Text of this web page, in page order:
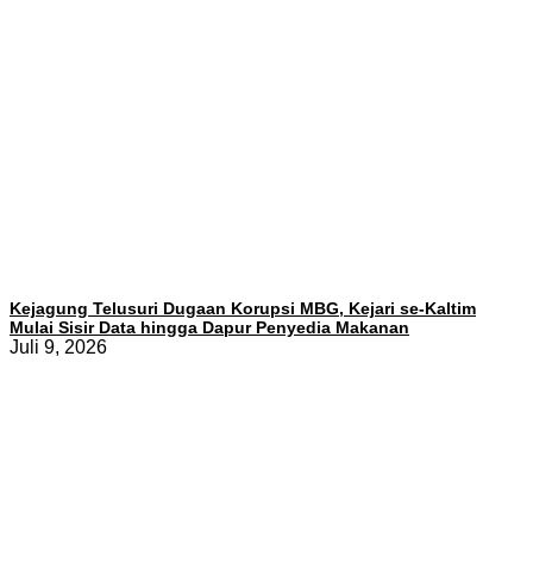
Kejagung Telusuri Dugaan Korupsi MBG, Kejari se-Kaltim
Mulai Sisir Data hingga Dapur Penyedia Makanan
Juli 9, 2026